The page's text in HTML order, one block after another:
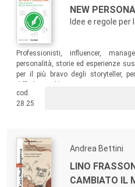
NEW
Idee e regole per
Professionisti, influencer,
personalità, storie ed esperienze
per il più bravo degli storyteller,
metodo per superare con successo
cod.
28.25
Andrea Bettini
LINO
CAMBIATO IL